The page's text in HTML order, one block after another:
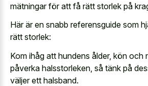
mätningar för att få rätt storlek på
Här är en snabb referensguide som
rätt storlek:
Kom ihåg att hundens ålder, kön och
påverka halsstorleken, så tänk på
väljer ett halsband.